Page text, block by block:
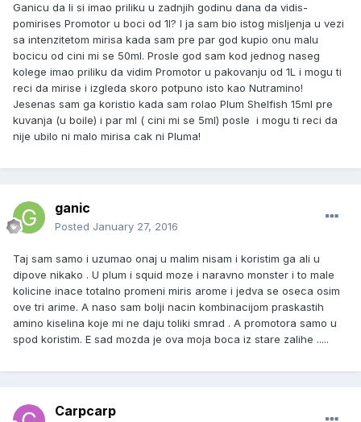
Ganicu da li si imao priliku u zadnjih godinu dana da vidis-
pomirises Promotor u boci od 1l? I ja sam bio istog misljenja u vezi
sa intenzitetom mirisa kada sam pre par god kupio onu malu
bocicu od cini mi se 50ml. Prosle god sam kod jednog naseg
kolege imao priliku da vidim Promotor u pakovanju od 1L i mogu ti
reci da mirise i izgleda skoro potpuno isto kao Nutramino!
Jesenas sam ga koristio kada sam rolao Plum Shelfish 15ml pre
kuvanja (u boile) i par ml ( cini mi se 5ml) posle i mogu ti reci da
nije ubilo ni malo mirisa cak ni Pluma!
ganic
Posted January 27, 2016
Taj sam samo i uzumao onaj u malim nisam i koristim ga ali u
dipove nikako . U plum i squid moze i naravno monster i to male
kolicine inace totalno promeni miris arome i jedva se oseca osim
ove tri arime. A naso sam bolji nacin kombinacijom praskastih
amino kiselina koje mi ne daju toliki smrad . A promotora samo u
spod koristim. E sad mozda je ova moja boca iz stare zalihe .....
Carpcarp